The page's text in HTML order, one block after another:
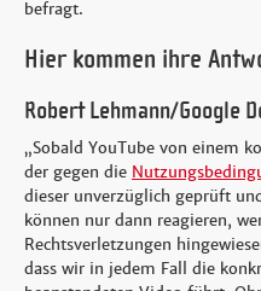
befragt.
Hier kommen ihre
Robert Lehmann/Google
„Sobald YouTube von einem
der gegen die
dieser unverzüglich geprüft
können nur dann reagieren,
Rechtsverletzungen
dass wir in jedem Fall die